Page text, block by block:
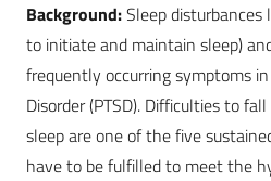
Background:Sleep
to initiate and maintain sleep)
frequently occurring symptoms
Disorder (PTSD). Difficulties to
sleep are one of the five
have to be fulfilled to meet the